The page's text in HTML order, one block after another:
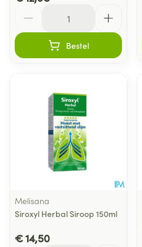
Bestel
Melisana
Siroxyl Herbal Siroop 150ml
€ 14,50